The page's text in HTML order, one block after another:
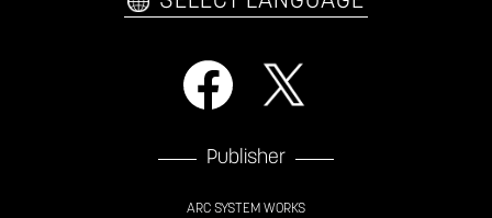
Publisher
ARC SYSTEM WORKS